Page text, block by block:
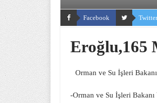
Facebook Twitter
Eroğlu,165
Orman ve Su İşleri
-Orman ve Su İşleri